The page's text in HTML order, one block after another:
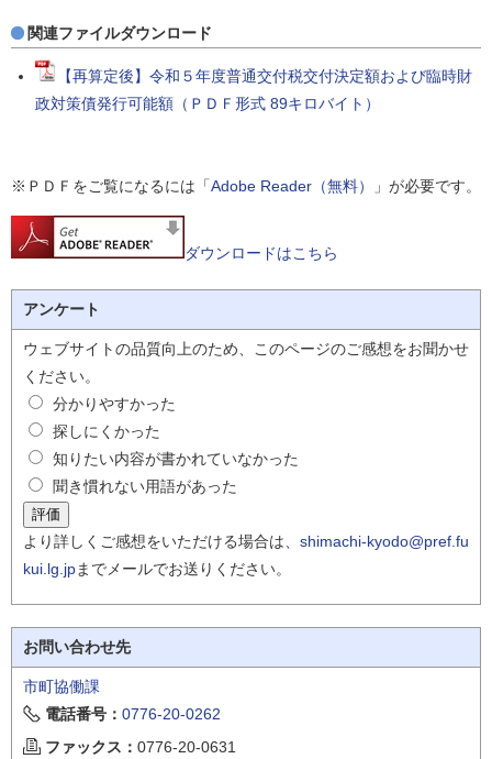
関連ファイルダウンロード
【再算定後】令和５年度普通交付税交付決定額および臨時財
政対策債発行可能額（ＰＤＦ形式 89キロバイト）
※ＰＤＦをご覧になるには「Adobe Reader（無料） 」が必要です。
ダウンロードはこちら
アンケート
ウェブサイトの品質向上のため、このページのご感想をお聞かせ
ください。
分かりやすかった
探しにくかった
知りたい内容が書かれていなかった
聞き慣れない用語があった
より詳しくご感想をいただける場合は、 shimachi-kyodo@pref.fu
kui.lg.jpまでメールでお送りください。
お問い合わせ先
市町協働課
電話番号： 0776-20-0262
ファックス： 0776-20-0631